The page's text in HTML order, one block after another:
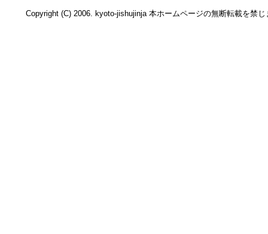
Copyright (C) 2006. kyoto-jishujinja 本ホームページの無断転載を禁じ